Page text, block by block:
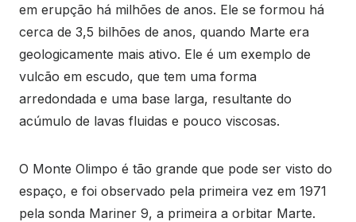
em erupção há milhões de anos. Ele se formou há
cerca de 3,5 bilhões de anos, quando Marte era
geologicamente mais ativo. Ele é um exemplo de
vulcão em escudo, que tem uma forma
arredondada e uma base larga, resultante do
acúmulo de lavas fluidas e pouco viscosas.
O Monte Olimpo é tão grande que pode ser visto do
espaço, e foi observado pela primeira vez em 1971
pela sonda Mariner 9, a primeira a orbitar Marte.